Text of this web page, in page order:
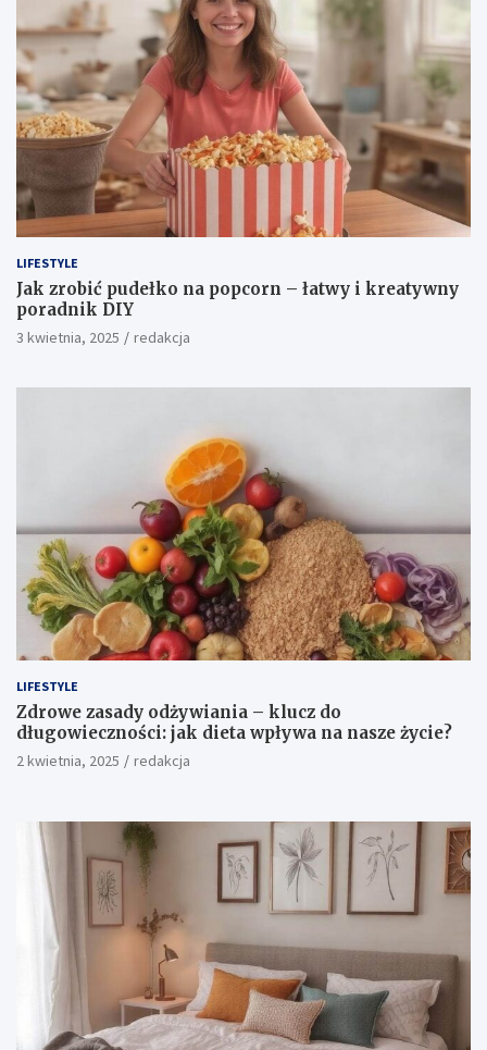
LIFESTYLE
Jak zrobić pudełko na popcorn – łatwy i kreatywny
poradnik DIY
3 kwietnia, 2025 redakcja
LIFESTYLE
Zdrowe zasady odżywiania – klucz do
długowieczności: jak dieta wpływa na nasze życie?
2 kwietnia, 2025 redakcja